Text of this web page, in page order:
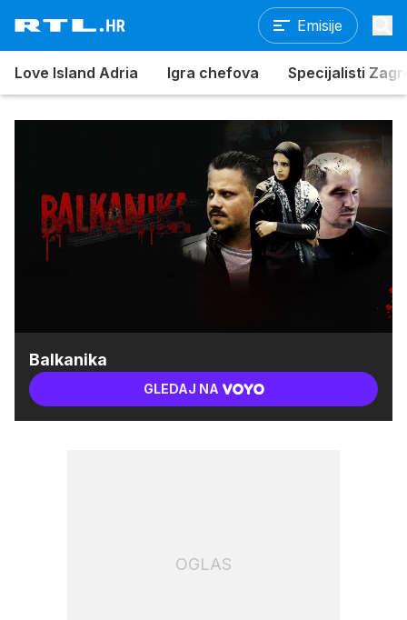
Emisije
Love Island Adria Igra chefova Specijalisti
Balkanika
GLEDAJ NA
OGLAS